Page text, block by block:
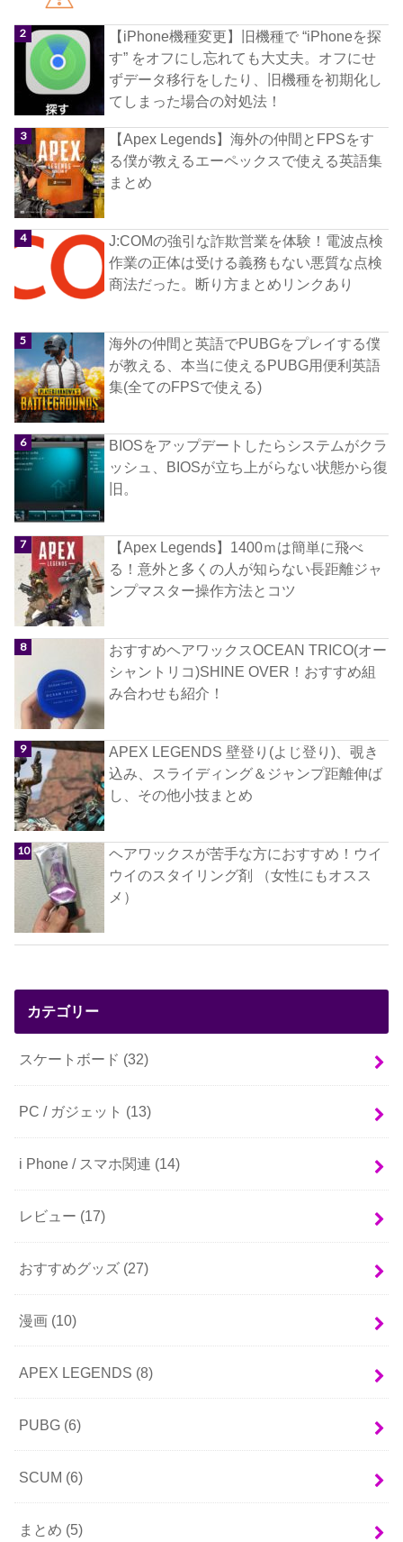
【iPhone機種変更】旧機種で “iPhoneを探
す” をオフにし忘れても大丈夫。オフにせ
ずデータ移行をしたり、旧機種を初期化し
てしまった場合の対処法！
【Apex Legends】海外の仲間とFPSをす
る僕が教えるエーペックスで使える英語集
まとめ
J:COMの強引な詐欺営業を体験！電波点検
作業の正体は受ける義務もない悪質な点検
商法だった。断り方まとめリンクあり
海外の仲間と英語でPUBGをプレイする僕
が教える、本当に使えるPUBG用便利英語
集(全てのFPSで使える)
BIOSをアップデートしたらシステムがクラ
ッシュ、BIOSが立ち上がらない状態から復
旧。
【Apex Legends】1400ｍは簡単に飛べ
る！意外と多くの人が知らない長距離ジャ
ンプマスター操作方法とコツ
おすすめヘアワックスOCEAN TRICO(オー
シャントリコ)SHINE OVER！おすすめ組
み合わせも紹介！
APEX LEGENDS 壁登り(よじ登り)、覗き
込み、スライディング＆ジャンプ距離伸ば
し、その他小技まとめ
ヘアワックスが苦手な方におすすめ！ウイ
ウイのスタイリング剤 （女性にもオスス
メ）
カテゴリー
スケートボード (32)
PC / ガジェット (13)
i Phone / スマホ関連 (14)
レビュー (17)
おすすめグッズ (27)
漫画 (10)
APEX LEGENDS (8)
PUBG (6)
SCUM (6)
まとめ (5)